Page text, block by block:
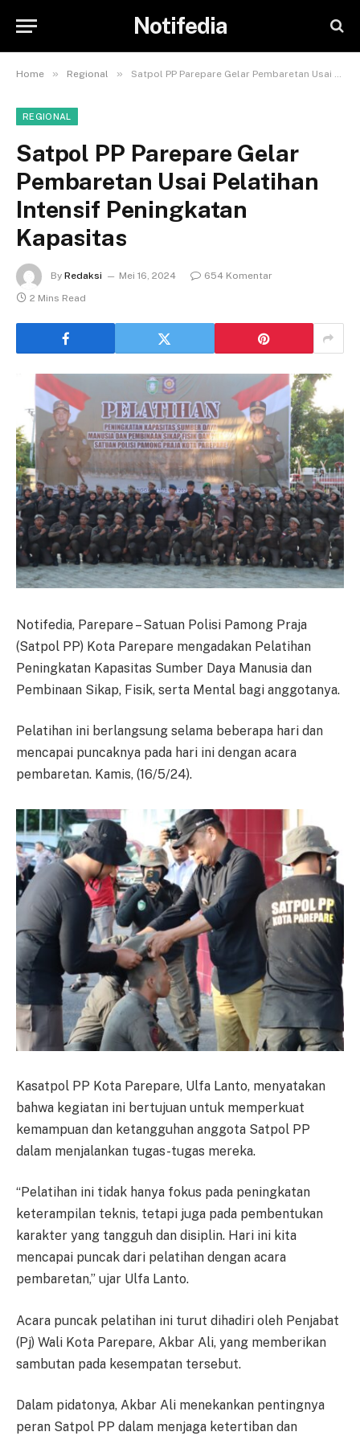
Notifedia
Home » Regional » Satpol PP Parepare Gelar Pembaretan Usai Pelatihan Intensif Peningkatan Kapasitas
REGIONAL
Satpol PP Parepare Gelar
Pembaretan Usai Pelatihan
Intensif Peningkatan
Kapasitas
By Redaksi Mei 16, 2024
654 Komentar
2 Mins Read
Notifedia, Parepare – Satuan Polisi Pamong Praja
(Satpol PP) Kota Parepare mengadakan Pelatihan
Peningkatan Kapasitas Sumber Daya Manusia dan
Pembinaan Sikap, Fisik, serta Mental bagi anggotanya.
Pelatihan ini berlangsung selama beberapa hari dan
mencapai puncaknya pada hari ini dengan acara
pembaretan. Kamis, (16/5/24).
Kasatpol PP Kota Parepare, Ulfa Lanto, menyatakan
bahwa kegiatan ini bertujuan untuk memperkuat
kemampuan dan ketangguhan anggota Satpol PP
dalam menjalankan tugas-tugas mereka.
“Pelatihan ini tidak hanya fokus pada peningkatan
keterampilan teknis, tetapi juga pada pembentukan
karakter yang tangguh dan disiplin. Hari ini kita
mencapai puncak dari pelatihan dengan acara
pembaretan,” ujar Ulfa Lanto.
Acara puncak pelatihan ini turut dihadiri oleh Penjabat
(Pj) Wali Kota Parepare, Akbar Ali, yang memberikan
sambutan pada kesempatan tersebut.
Dalam pidatonya, Akbar Ali menekankan pentingnya
peran Satpol PP dalam menjaga ketertiban dan